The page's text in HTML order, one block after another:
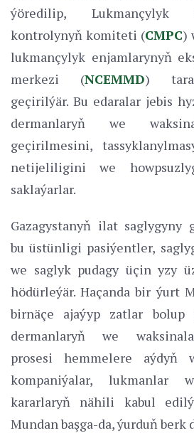
ýöredilip, Lukmançylyk
kontrolynyň komiteti (CMPC)
lukmançylyk enjamlarynyň
merkezi (NCEMMD)
geçirilýär. Bu edaralar jebis
dermanlaryň we
geçirilmesini,
netijeliligini we
saklaýarlar.
Gazagystanyň ilat saglygyny
bu üstünligi pasiýentler,
we saglyk pudagy üçin yzy
hödürleýär. Haçanda bir ýurt
birnäçe ajaýyp zatlar
dermanlaryň we
prosesi hemmelere aýdyň
kompaniýalar, lukmanlar
kararlaryň nähili kabul
Mundan başga-da, ýurduň